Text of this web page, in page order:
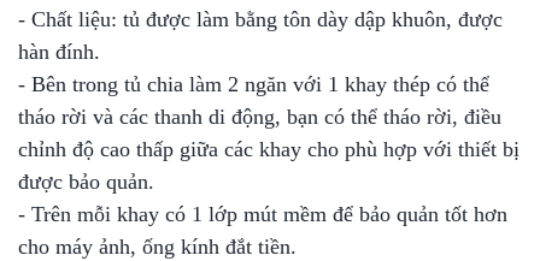
- Chất liệu: tủ được làm bằng tôn dày dập khuôn, được
hàn đính.
- Bên trong tủ chia làm 2 ngăn với 1 khay thép có thể
tháo rời và các thanh di động, bạn có thể tháo rời, điều
chỉnh độ cao thấp giữa các khay cho phù hợp với thiết bị
được bảo quản.
- Trên mỗi khay có 1 lớp mút mềm để bảo quản tốt hơn
cho máy ảnh, ống kính đắt tiền.